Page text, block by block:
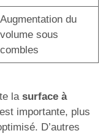
Augmentation du
volume sous
combles
la surface à
importante, plus
D’autres